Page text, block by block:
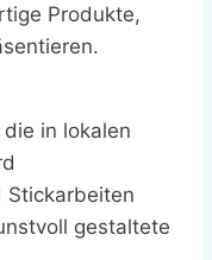
Produkte,
in lokalen
Stickarbeiten
gestaltete